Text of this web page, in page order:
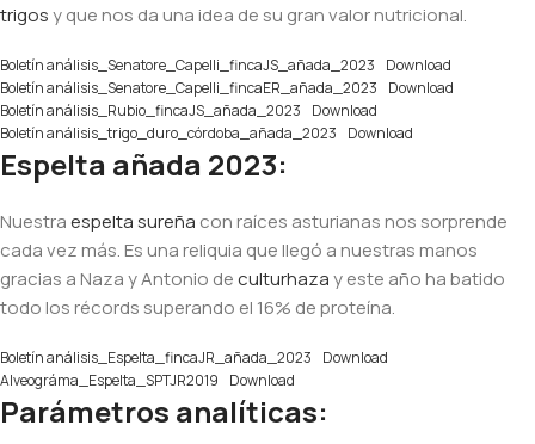
trigosy que nos da una idea de su gran valor nutricional.
Boletín análisis_Senatore_Capelli_fincaJS_añada_2023
Download
Boletín análisis_Senatore_Capelli_fincaER_añada_2023
Download
Boletín análisis_Rubio_fincaJS_añada_2023
Download
Boletín análisis_trigo_duro_córdoba_añada_2023
Download
Espelta añada 2023:
Nuestraespelta sureña con raíces asturianas nos sorprende
cada vez más. Es una reliquia que llegó a nuestras manos
gracias a Naza y Antonio deculturhazay este año ha batido
todo los récords superando el 16% de proteína.
Boletín análisis_Espelta_fincaJR_añada_2023
Download
Alveográma_Espelta_SPTJR2019
Download
Parámetros analíticas: